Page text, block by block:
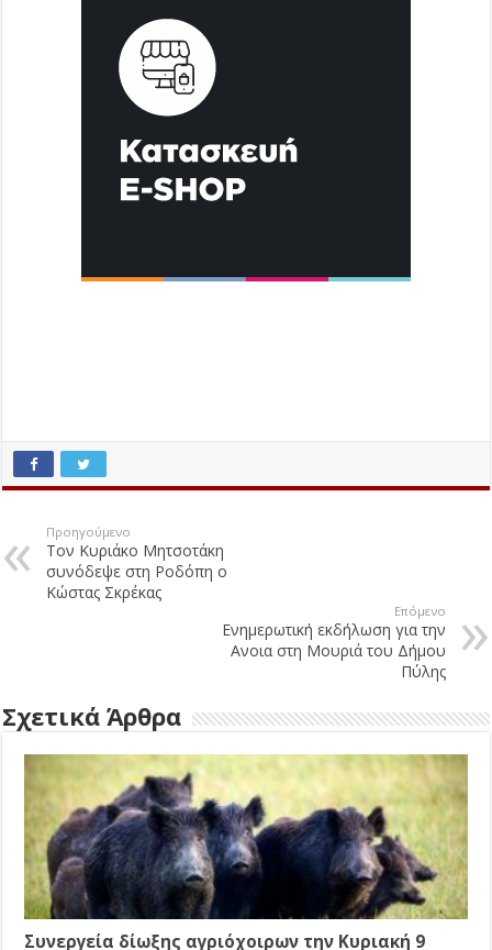
Προηγούμενο
Τον Κυριάκο Μητσοτάκη
συνόδεψε στη Ροδόπη ο
Κώστας Σκρέκας
Επόμενο
Ενημερωτική εκδήλωση για την
Ανοια στη Μουριά του Δήμου
Πύλης
Σχετικά Άρθρα
Συνεργεία δίωξης αγριόχοιρων την Κυριακή 9